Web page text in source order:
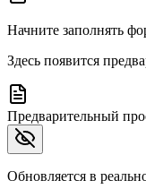
Начните заполнять
Здесь появится
Предварительный
Обновляется в